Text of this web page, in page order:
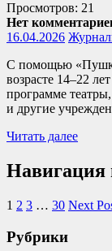
Просмотров: 21
Нет
16.04.2026
С помощью
возрасте 14–22
программе
и другие
Читать далее
Навигация
1 2 3 … 30 Next
Рубрики